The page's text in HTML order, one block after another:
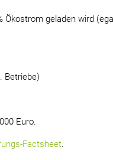
geladen wird
Betriebe)
Euro.
Factsheet.